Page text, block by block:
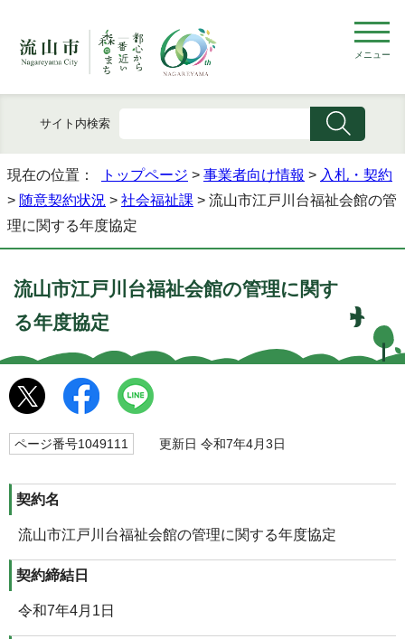
メニュー
サイト内検索
現在の位置： トップページ > 事業者向け情報 > 入札・契約
> 随意契約状況 > 社会福祉課 > 流山市江戸川台福祉会館の管
理に関する年度協定
流山市江戸川台福祉会館の管理に関す
る年度協定
ページ番号1049111 更新日 令和7年4月3日
契約名
流山市江戸川台福祉会館の管理に関する年度協定
契約締結日
令和7年4月1日